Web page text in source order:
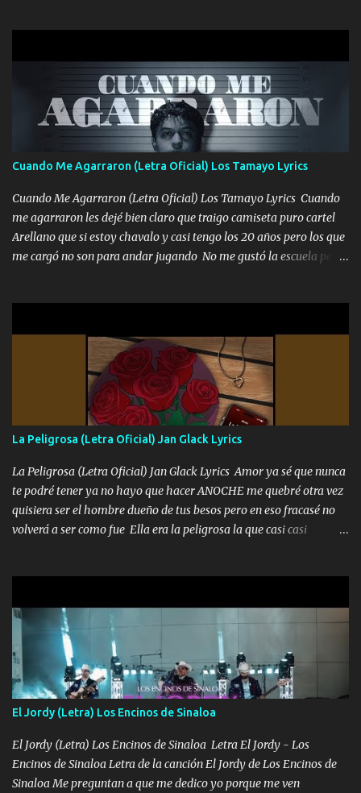
coronamos Se jala los marciales Y sus guitarras ya van sonando
Un gallardo me prendo Para agarrar el vuelo y la mente y
tranquilizando Tomense un buen trago Y así es como empezamos
los versos que voy cantando (Music) A vido alta y bajas La carreta
se atora Pero nunca le aflojamos Ya me han pasado cosas Y
aunque ustedes no sepan Pero la vida es muy corta Hay que
echarle chingazos Y seguir trabajando porque nada es...
Cuando Me Agarraron (Letra Oficial) Los Tamayo Lyrics
Cuando Me Agarraron (Letra Oficial) Los Tamayo Lyrics Cuando
me agarraron les dejé bien claro que traigo camiseta puro cartel
Arellano que si estoy chavalo y casi tengo los 20 años pero los que
me cargó no son para andar jugando No me gustó la escuela pero
Yo Soy El De Las Pacas Sobrino Del Brazo Armad0 Con mi Glock
fajado y mi R terciado me van a ver allá por TJ para un licenciado
mando un abrazo andamos al cien Choritas también Música
Ando en la colonia bien acelerado traigo un M2 que nunca me ha
fallado para mi compadre mandó un fuerte abrazo también al
Especial sabe que lo apreciamos En los mejores antros me verán
tomando con mujeres hermosas y botellas destapando siempre
bien cuidado bien atrabancado y a los que me conocen ya saben de
lo que hablo Entre lob...
La Peligrosa (Letra Oficial) Jan Glack Lyrics
La Peligrosa (Letra Oficial) Jan Glack Lyrics Amor ya sé que nunca
te podré tener ya no hayo que hacer ANOCHE me quebré otra vez
quisiera ser el hombre dueño de tus besos pero en eso fracasé no
volverá a ser como fue Ella era la peligrosa la que casi casi
Música Amar me duele estoy rodeado de mujeres pero solo
quieren billetes y yo que solo ocupo verte Recuerdo echábamos
pasión en la troca tus labios besándome yo quitándote la ropa no
quiero que sea nunca con otra yo quiero llevarte a la Luna y si
quieres en ese momento te pido que seas mi esposa Chingada
madre no quiero dejar de tenerte no ayuda la p'uta loquera y al
chile quisiera ser menos de ti dependiente la pinche tristeza me
encierra princesa tu sabes que nunca saldras de mi mente Ella era
la peligro...
El Jordy (Letra) Los Encinos de Sinaloa
El Jordy (Letra) Los Encinos de Sinaloa Letra El Jordy - Los
Encinos de Sinaloa Letra de la canción El Jordy de Los Encinos de
Sinaloa Me preguntan a que me dedico yo porque me ven